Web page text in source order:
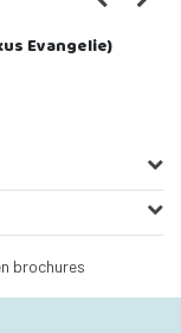
Evangelie)
brochures